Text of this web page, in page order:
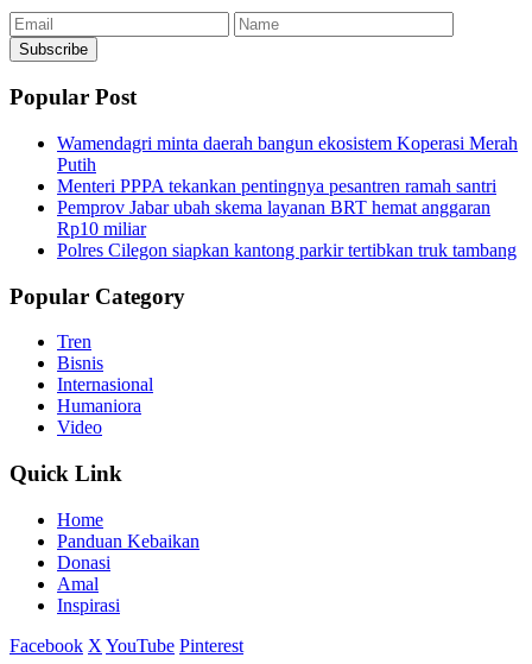
Email
Name
Subscribe
Popular Post
Wamendagri minta daerah bangun ekosistem Koperasi Merah
Putih
Menteri PPPA tekankan pentingnya pesantren ramah santri
Pemprov Jabar ubah skema layanan BRT hemat anggaran
Rp10 miliar
Polres Cilegon siapkan kantong parkir tertibkan truk tambang
Popular Category
Tren
Bisnis
Internasional
Humaniora
Video
Quick Link
Home
Panduan Kebaikan
Donasi
Amal
Inspirasi
Facebook X YouTube Pinterest